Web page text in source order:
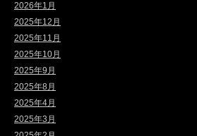
2026年1月
2025年12月
2025年11月
2025年10月
2025年9月
2025年8月
2025年4月
2025年3月